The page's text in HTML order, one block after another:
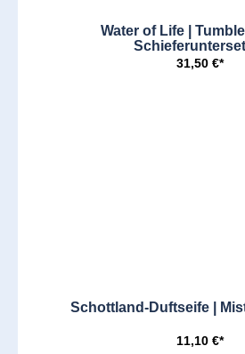
Water of Life |
31,50 €*
Schottland-Duftseife |
11,10 €*